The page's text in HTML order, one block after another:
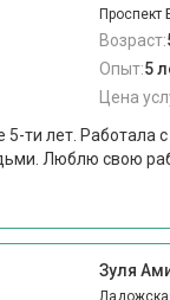
Проспект
Возраст:
Опыт:5
Цена
ти лет. Работала
Люблю свою
Зуля